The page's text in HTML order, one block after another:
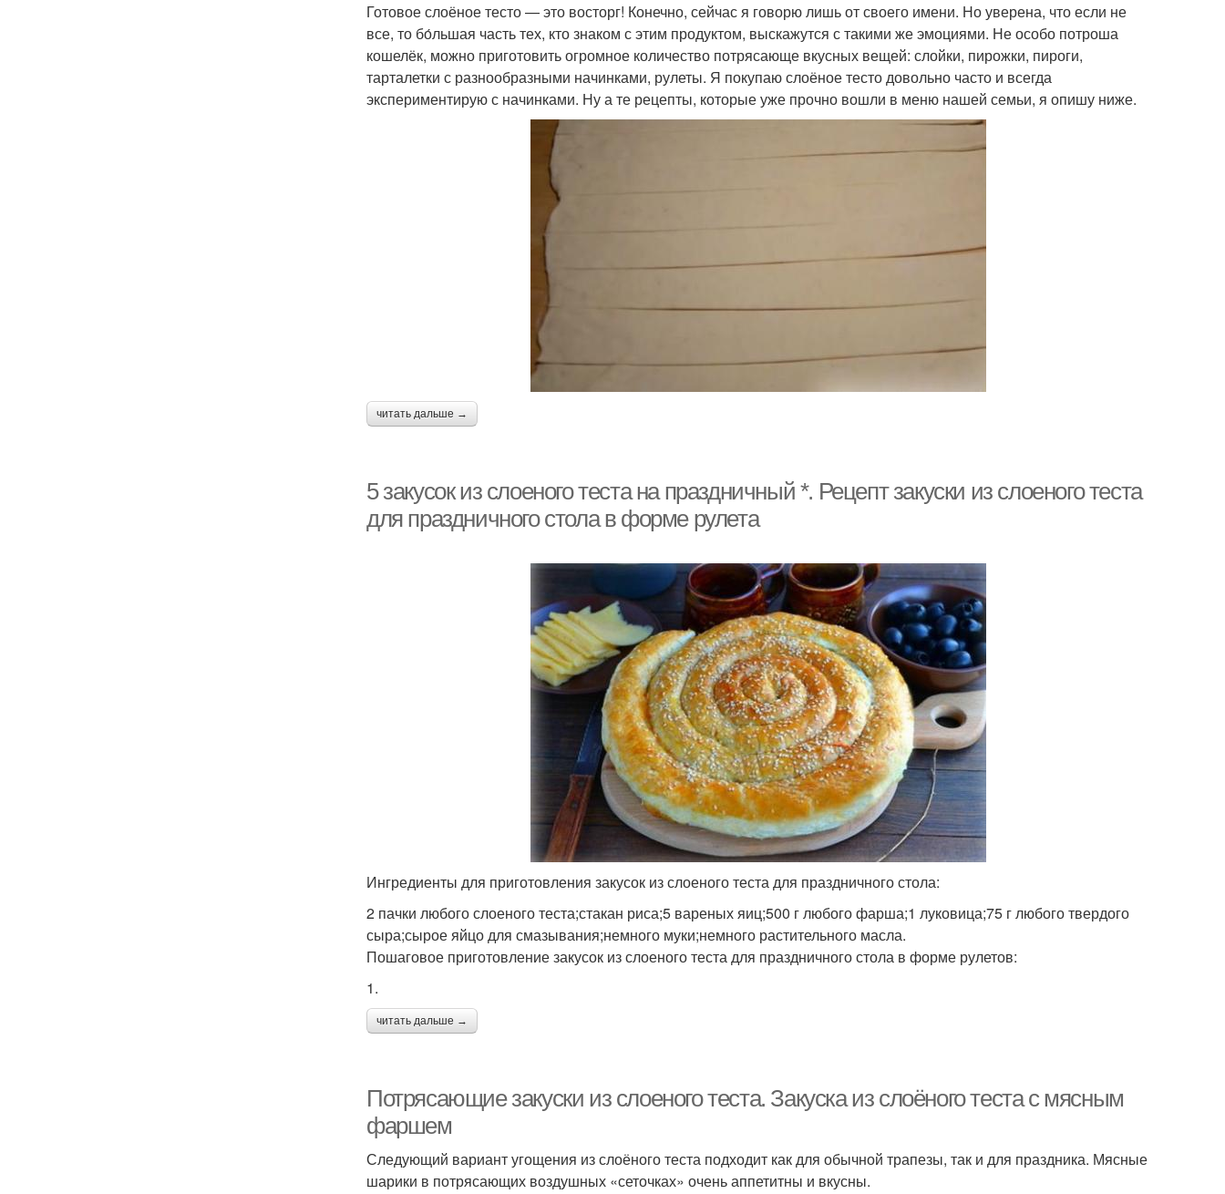
Готовое слоёное тесто — это восторг! Конечно, сейчас я говорю лишь от своего имени. Но уверена, что если не
все, то бо́льшая часть тех, кто знаком с этим продуктом, выскажутся с такими же эмоциями. Не особо потроша
кошелёк, можно приготовить огромное количество потрясающе вкусных вещей: слойки, пирожки, пироги,
тарталетки с разнообразными начинками, рулеты. Я покупаю слоёное тесто довольно часто и всегда
экспериментирую с начинками. Ну а те рецепты, которые уже прочно вошли в меню нашей семьи, я опишу ниже.
читать дальше →
5 закусок из слоеного теста на праздничный *. Рецепт закуски из слоеного теста
для праздничного стола в форме рулета
Ингредиенты для приготовления закусок из слоеного теста для праздничного стола:
2 пачки любого слоеного теста;стакан риса;5 вареных яиц;500 г любого фарша;1 луковица;75 г любого твердого
сыра;сырое яйцо для смазывания;немного муки;немного растительного масла.
Пошаговое приготовление закусок из слоеного теста для праздничного стола в форме рулетов:
1.
читать дальше →
Потрясающие закуски из слоеного теста. Закуска из слоёного теста с мясным
фаршем
Следующий вариант угощения из слоёного теста подходит как для обычной трапезы, так и для праздника. Мясные
шарики в потрясающих воздушных «сеточках» очень аппетитны и вкусны.